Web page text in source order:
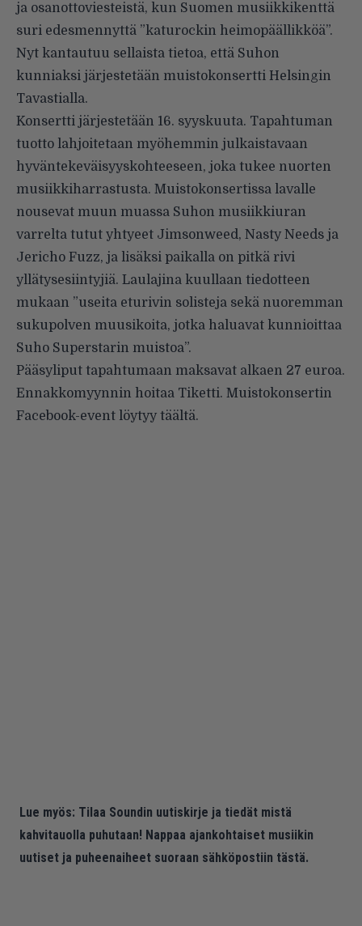
ja osanottoviesteistä, kun Suomen musiikkikenttä
suri edesmennyttä ”katurockin heimopäällikköä”.
Nyt kantautuu sellaista tietoa, että Suhon
kunniaksi järjestetään muistokonsertti Helsingin
Tavastialla.
Konsertti järjestetään 16. syyskuuta. Tapahtuman
tuotto lahjoitetaan myöhemmin julkaistavaan
hyväntekeväisyyskohteeseen, joka tukee nuorten
musiikkiharrastusta. Muistokonsertissa lavalle
nousevat muun muassa Suhon musiikkiuran
varrelta tutut yhtyeet Jimsonweed, Nasty Needs ja
Jericho Fuzz, ja lisäksi paikalla on pitkä rivi
yllätysesiintyjiä. Laulajina kuullaan tiedotteen
mukaan ”useita eturivin solisteja sekä nuoremman
sukupolven muusikoita, jotka haluavat kunnioittaa
Suho Superstarin muistoa”.
Pääsyliput tapahtumaan maksavat alkaen 27 euroa.
Ennakkomyynnin hoitaa Tiketti. Muistokonsertin
Facebook-event löytyy täältä.
Lue myös: Tilaa Soundin uutiskirje ja tiedät mistä
kahvitauolla puhutaan! Nappaa ajankohtaiset musiikin
uutiset ja puheenaiheet suoraan sähköpostiin tästä.